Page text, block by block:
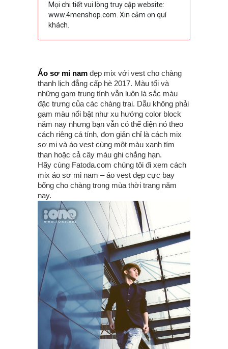
Mọi chi tiết vui lòng truy cập website:
www.4menshop.com. Xin cảm ơn quí
khách.
Áo sơ mi nam đẹp mix với vest cho chàng
thanh lịch đẳng cấp hè 2017. Màu tối và
những gam trung tính vẫn luôn là sắc màu
đặc trưng của các chàng trai. Dẫu không phải
gam màu nổi bật như xu hướng color block
năm nay nhưng bạn vẫn có thể diện nó theo
cách riêng cá tính, đơn giản chỉ là cách mix
sơ mi và áo vest cùng một màu xanh tím
than hoặc cả cây màu ghi chẳng hạn.
Hãy cùng Fatoda.com chúng tôi đi xem cách
mix áo sơ mi nam – áo vest đẹp cực bay
bổng cho chàng trong mùa thời trang năm
nay.